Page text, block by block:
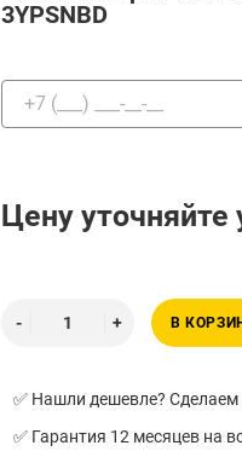
3YPSNBD
Цену
В
✅ Нашли дешевле? Сделаем
✅ Гарантия 12 месяцев на